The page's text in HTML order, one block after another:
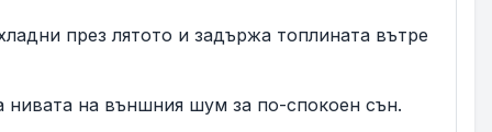
през лятото и задържа топлината вътре
на външния шум за по-спокоен сън.